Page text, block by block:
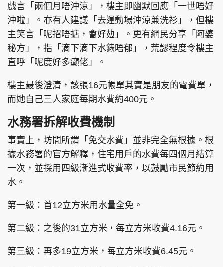
戲言「兩個月唔沖涼」，樓主即幽默回應「一世唔好
沖啦」。亦有人建議「去運動場沖涼兼洗衫」，但樓
主笑言「呢招唔掂，會好攰」。更有網民分享「阿婆
秘方」，指「滴下滴下水錶唔郁」，荒謬程度令樓主
直呼「呢度好多癲佬」。
樓主最後澄清，該張16元帳單其實是朋友的電費單，
而她自己三人家庭每期水費約400元。
水務署拆解收費機制
事實上，坊間所謂「免交水費」並非完全無根據。根
據水務署的官方解釋，住宅用戶的水費每四個月結算
一次，並採用四級漸進式收費率，以鼓勵市民節約用
水。
第一級：首12立方米用水量全免。
第二級：之後的31立方米，每立方米收費4.16元。
第三級：再多19立方米，每立方米收費6.45元。